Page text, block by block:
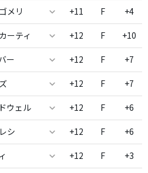
メリ +11 F +4
ーティ +12 F +10
ー +12 F +7
+12 F +7
ウェル +12 F +6
シ +12 F +6
+12 F +3